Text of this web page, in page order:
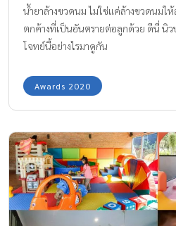
น้ำยาล้างขวดนม ไม่ใช่แค่ล้างขวดนมใ
ตกค้างที่เป็นอันตรายต่อลูกด้วย ดีนี่ นิว
โจทย์นี้อย่างไรมาดูกัน
Awards 2020